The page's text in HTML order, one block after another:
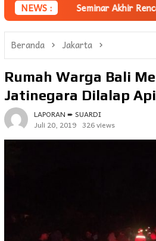
NEWS :
Seminar Akhir Rencana Induk Dan
Beranda Jakarta
Rumah Warga Bali
Jatinegara Dilalap Api
LAPORAN ➨ SUARDI
Juli 20, 2019 326 views